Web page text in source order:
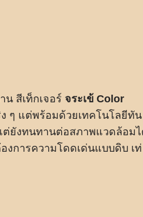
สีเท็กเจอร์ จระเข้ Color
ๆ แต่พร้อมด้วยเทคโนโลยีทัน
ต่ยังทนทานต่อสภาพแวดล้อม
งการความโดดเด่นแบบดิบ เท่